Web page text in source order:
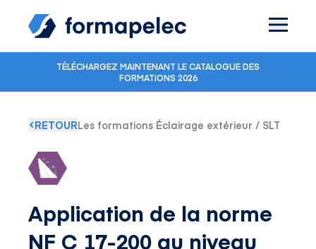
TÉLÉCHARGEZ MAINTENANT LE CATALOGUE DES
FORMATIONS 2026
RETOURLes formations Éclairage extérieur / SLT
Application de la norme
NF C 17-200 au niveau